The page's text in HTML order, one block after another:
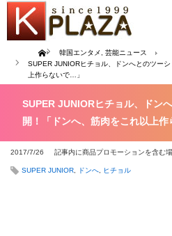
Home 韓国エンタメ
芸能ニュース
SUPER JUNIORヒチョル、ドンへとのツー
上作らないで…」
SUPER JUNIORヒチョル、ドン
開！「ドンへ、筋肉をこれ以上作
2017/7/26 記事内に商品プロモーションを含む
SUPER JUNIOR ドンへ ヒチョル